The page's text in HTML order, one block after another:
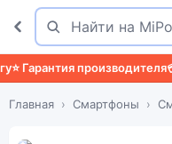
Поиск
Найти
Гарантия производителя💳
Главная Смартфоны